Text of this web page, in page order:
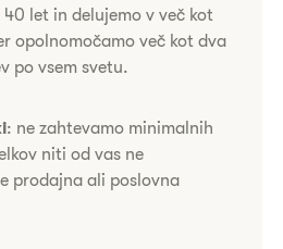
40 let in delujemo v več kot
opolnomočamo več kot dva
po vsem svetu.
: ne zahtevamo minimalnih
niti od vas ne
prodajna ali poslovna